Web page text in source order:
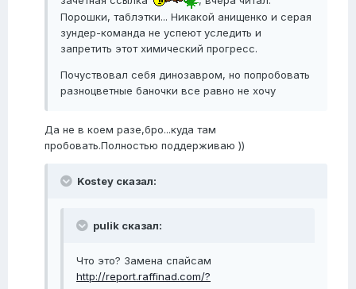
Порошки, таблэтки... Никакой анищенко и серая
зундер-команда не успеют уследить и
запретить этот химический прогресс.
Почуствовал себя динозавром, но попробовать
разноцветные баночки все равно не хочу
Да не в коем разе,бро...куда там
пробовать.Полностью поддерживаю ))
Kostey сказал:
pulik сказал:
Что это? Замена спайсам
http://report.raffinad.com/?